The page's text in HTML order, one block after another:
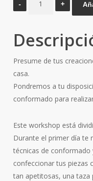
de
vajilla
cantidad
Presume de tus
casa.
Pondremos a tu
conformado para
Este workshop está
Durante el primer día te
técnicas de conformado
confeccionar tus piezas
tan apetitosas, una taza